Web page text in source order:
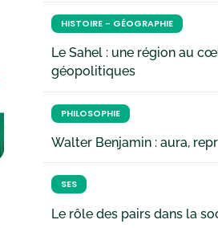
HISTOIRE - GÉOGRAPHIE
Le Sahel : une région au
géopolitiques
PHILOSOPHIE
Walter Benjamin : aura,
SES
Le rôle des pairs dans la